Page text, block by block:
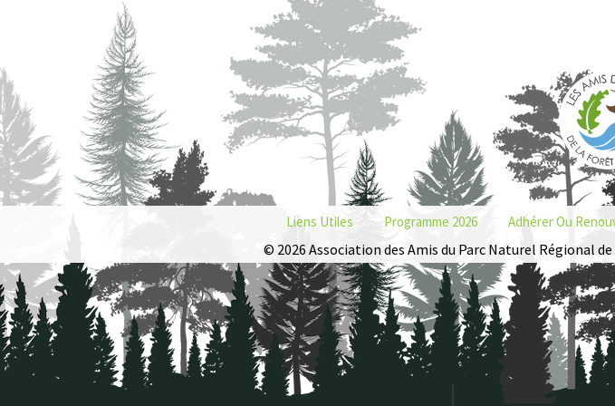
Liens Utiles Programme 2026 Adhérer Ou
© 2026 Association des Amis du Parc Naturel Régional